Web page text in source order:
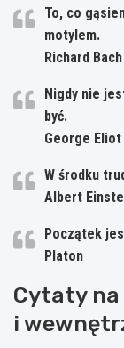
To, co
motylem.
Richard Bach
Nigdy nie
być.
George Eliot
W środku
Albert
Początek
Platon
Cytaty
i